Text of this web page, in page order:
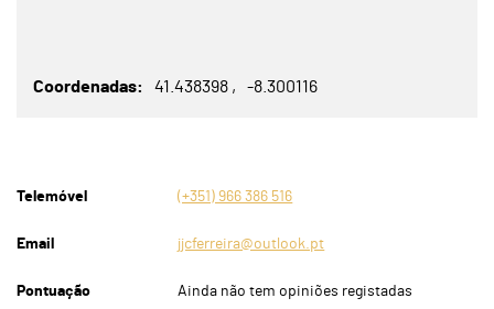
Coordenadas 41.438398 -8.300116
Telemóvel (+351) 966 386 516
Email jjcferreira@outlook.pt
Pontuação Ainda não tem opiniões registadas